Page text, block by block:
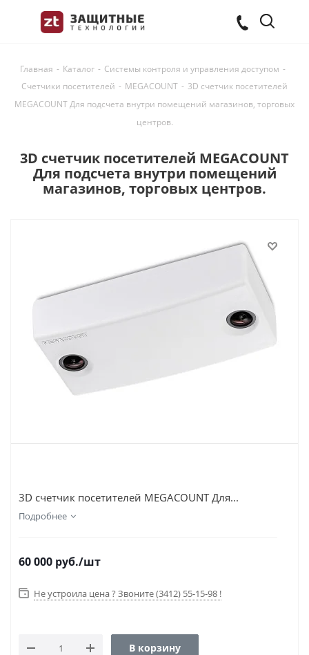
Главная - Каталог - Системы контроля и управления доступом -
Счетчики посетителей - MEGACOUNT - 3D счетчик посетителей
MEGACOUNT Для подсчета внутри помещений магазинов, торговых
центров.
3D счетчик посетителей MEGACOUNT
Для подсчета внутри помещений
магазинов, торговых центров.
3D счетчик посетителей MEGACOUNT Для...
Подробнее
60 000 руб./шт
Не устроила цена ? Звоните (3412) 55-15-98 !
В корзину